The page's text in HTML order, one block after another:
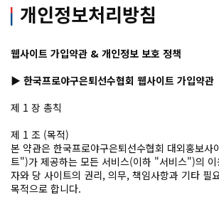
개인정보처리방침
웹사이트 가입약관 & 개인정보 보호 정책
▶ 한국프로야구은퇴선수협회 웹사이트 가입약관
제 1 장 총칙
제 1 조 (목적)
본 약관은 한국프로야구은퇴선수협회 대외홍보사
트")가 제공하는 모든 서비스(이하 "서비스")의
자와 당 사이트의 권리, 의무, 책임사항과 기타 필
목적으로 합니다.